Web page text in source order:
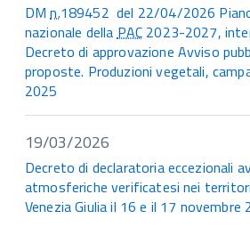
DMn.189452 del 22/04/2026
nazionale dellaPAC 2023-2027,
Decreto di approvazione Avviso
proposte. Produzioni vegetali,
2025
19/03/2026
Decreto di declaratoria eccezionali
atmosferiche verificatesi nei
Venezia Giulia il 16 e il 17 novembre